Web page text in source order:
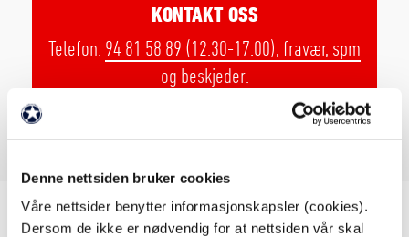
Denne nettsiden bruker cookies
Våre nettsider benytter informasjonskapsler (cookies).
Dersom de ikke er nødvendig for at nettsiden vår skal
KONTAKT OSS
Telefon: 94 81 58 89 (12.30-17.00), fravær, spm
og beskjeder.
akademiet@kfum-kam.no